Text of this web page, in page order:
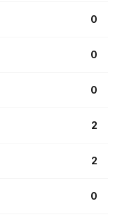
0
0
0
2
2
0